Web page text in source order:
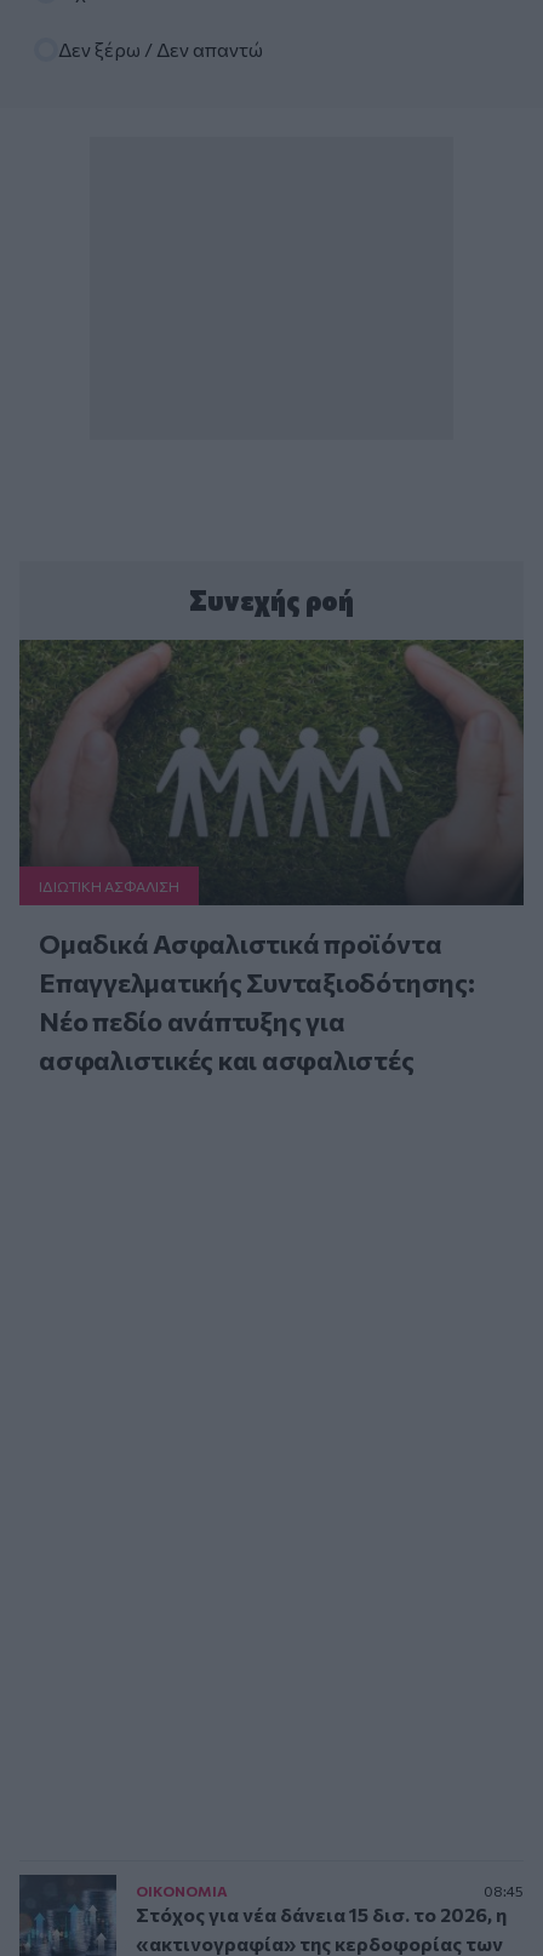
Δεν ξέρω / Δεν απαντώ
Συνεχής ροή
ΙΔΙΩΤΙΚΗ ΑΣΦAΛΙΣΗ
Ομαδικά Ασφαλιστικά προϊόντα
Επαγγελματικής Συνταξιοδότησης:
Νέο πεδίο ανάπτυξης για
ασφαλιστικές και ασφαλιστές
ΟΙΚΟΝΟΜΙΑ 08:45
Στόχος για νέα δάνεια 15 δισ. το 2026, η
«ακτινογραφία» της κερδοφορίας των